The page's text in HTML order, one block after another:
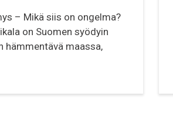
– Mikä siis on ongelma?
on Suomen syödyin
hämmentävä maassa,